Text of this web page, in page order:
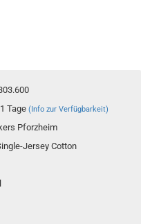
Tage(Info zur Verfügbarkeit)
Pforzheim
Jersey Cotton